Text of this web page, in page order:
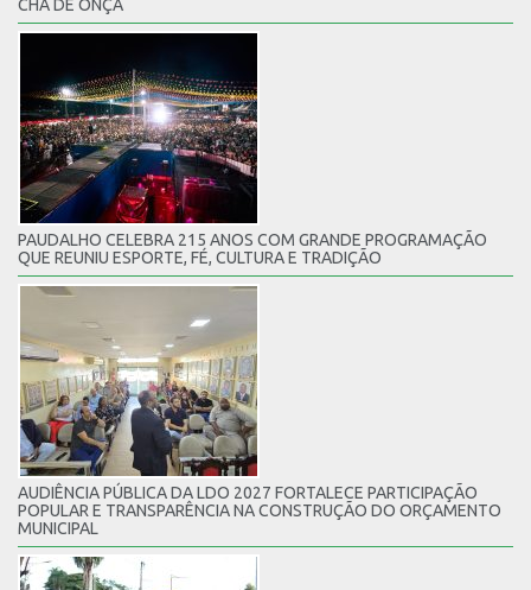
CHÃ DE ONÇA
PAUDALHO CELEBRA 215 ANOS COM GRANDE PROGRAMAÇÃO
QUE REUNIU ESPORTE, FÉ, CULTURA E TRADIÇÃO
AUDIÊNCIA PÚBLICA DA LDO 2027 FORTALECE PARTICIPAÇÃO
POPULAR E TRANSPARÊNCIA NA CONSTRUÇÃO DO ORÇAMENTO
MUNICIPAL